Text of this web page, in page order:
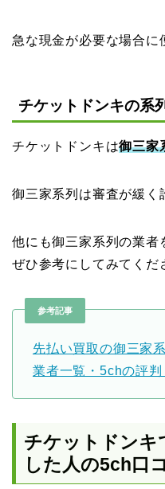
急な現金が必要な場合に
チケットドンキの系
チケットドンキは御三家
御三家系列は審査が緩く
他にも御三家系列の業者
ぜひ参考にしてみてくだ
参考記事
先払い買取の御三家
業者一覧・5chの評判
チケットドンキ
した人の5ch口